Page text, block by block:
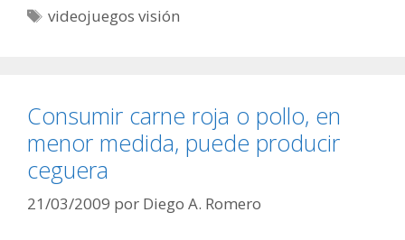
Etiquetas
videojuegos visión
Consumir carne roja o pollo, en
menor medida, puede producir
ceguera
21/03/2009 por Diego A. Romero